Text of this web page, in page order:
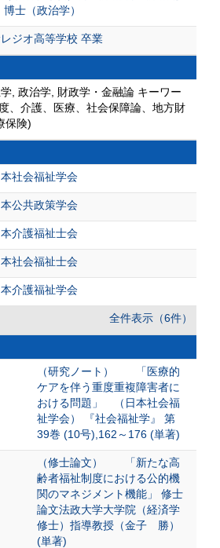
博士（政治学）
ジオ高等学校 卒業
, 政治学, 財政学・金融論 キーワー
、介護、医療、社会保障論、地方財
保険)
本社会福祉学会
本公共政策学会
本介護福祉士会
本社会福祉士会
本介護福祉学会
全件表示（6件）
（研究ノート） 「医療的
ケアを伴う重度重複障害者に
おける問題」 （日本社会福
祉学会） 『社会福祉学』 第
39巻 (10号),162～176 (単著)
（修士論文） 「新たな高
齢者福祉制度における公的機
関のマネジメント機能」 修士
論文法政大学大学院（経済学
修士）指導教授（金子 勝）
(単著)